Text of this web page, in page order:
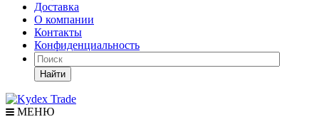
Доставка
О компании
Контакты
Конфиденциальность
Найти
МЕНЮ